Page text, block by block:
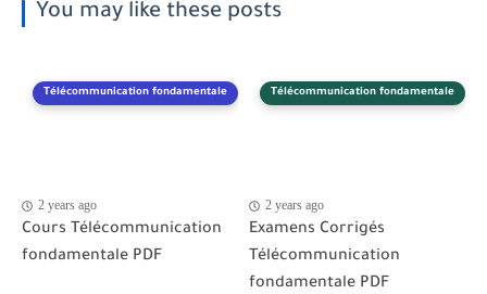
You may like these posts
Télécommunication fondamentale
2 years ago
Cours Télécommunication
fondamentale PDF
Télécommunication fondamentale
2 years ago
Examens Corrigés
Télécommunication
fondamentale PDF